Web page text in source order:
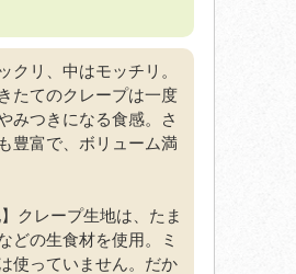
クリ、中はモッチリ。
たてのクレープは一度
みつきになる食感。さ
豊富で、ボリューム満
クレープ生地は、たま
どの生食材を使用。ミ
使っていません。だか